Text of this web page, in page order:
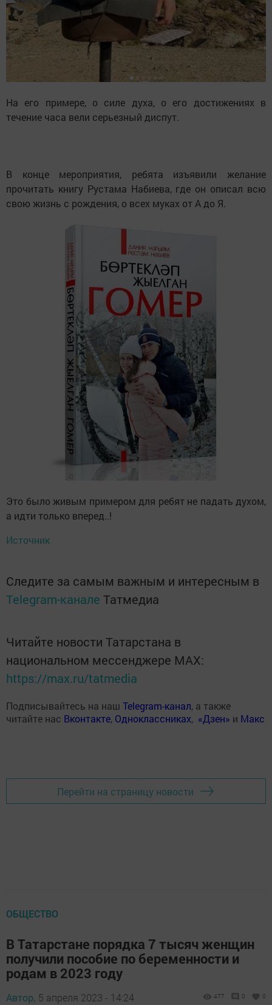
На его примере, о силе духа, о его достижениях в
течение часа вели серьезный диспут.
В конце мероприятия, ребята изъявили желание
прочитать книгу Рустама Набиева, где он описал всю
свою жизнь с рождения, о всех муках от А до Я.
Это было живым примером для ребят не падать духом,
а идти только вперед..!
Источник
Следите за самым важным и интересным в
Telegram-канале Татмедиа
Читайте новости Татарстана в
национальном мессенджере MАХ:
https://max.ru/tatmedia
Подписывайтесь на наш Telegram-канал, а также
читайте нас Вконтакте, Одноклассниках, «Дзен» и Макс
Перейти на страницу новости
ОБЩЕСТВО
В Татарстане порядка 7 тысяч женщин
получили пособие по беременности и
родам в 2023 году
Автор, 5 апреля 2023 - 14:24 477 0 0